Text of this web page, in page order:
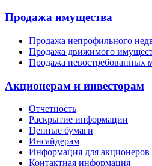
Продажа имущества
Продажа непрофильного
Продажа движимого
Продажа невостребованных
Акционерам и инвесторам
Отчетность
Раскрытие информации
Ценные бумаги
Инсайдерам
Информация для акционеров
Контактная информация